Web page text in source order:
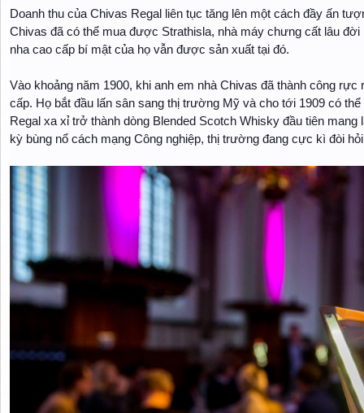
Doanh thu của Chivas Regal liên tục tăng lên một cách đầy ấn
Chivas đã có thể mua được Strathisla, nhà máy chưng cất lâu
nha cao cấp bí mật của họ vẫn được sản xuất tại đó.
Vào khoảng năm 1900, khi anh em nhà Chivas đã thành công
cấp. Họ bắt đầu lấn sân sang thị trường Mỹ và cho tới 1909 có
Regal xa xỉ trở thành dòng Blended Scotch Whisky đầu tiên
kỳ bùng nổ cách mạng Công nghiệp, thị trường đang cực kì đòi